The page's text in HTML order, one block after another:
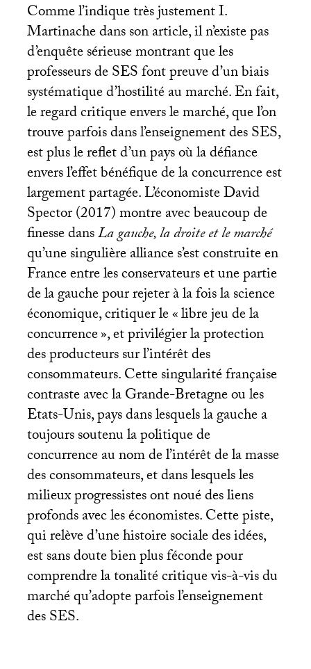
Comme l’indique très justement I.
Martinache dans son article, il n’existe pas
d’enquête sérieuse montrant que les
professeurs deSESfont preuve d’un biais
systématique d’hostilité au marché. En fait,
le regard critique envers le marché, que l’on
trouve parfois dans l’enseignement desSES,
est plus le reflet d’un pays où la défiance
envers l’effet bénéfique de la concurrence est
largement partagée. L’économiste David
Spector (2017) montre avec beaucoup de
finesse dansLa gauche, la droite et le marché
qu’une singulière alliance s’est construite en
France entre les conservateurs et une partie
de la gauche pour rejeter à la fois la science
économique, critiquer le «libre jeu de la
concurrence», et privilégier la protection
des producteurs sur l’intérêt des
consommateurs. Cette singularité française
contraste avec la Grande-Bretagne ou les
Etats-Unis, pays dans lesquels la gauche a
toujours soutenu la politique de
concurrence au nom de l’intérêt de la masse
des consommateurs, et dans lesquels les
milieux progressistes ont noué des liens
profonds avec les économistes. Cette piste,
qui relève d’une histoire sociale des idées,
est sans doute bien plus féconde pour
comprendre la tonalité critique vis-à-vis du
marché qu’adopte parfois l’enseignement
desSES.